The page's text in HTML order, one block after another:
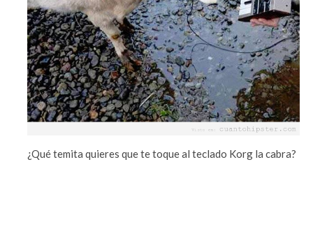
¿Qué temita quieres que te toque al teclado Korg la cabra?